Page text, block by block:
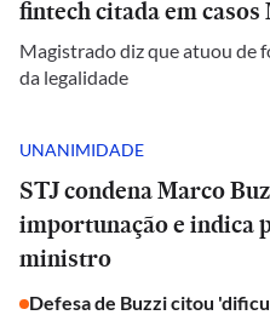
fintech citada em casos
Magistrado diz que atuou de
da legalidade
UNANIMIDADE
STJ condena Marco
importunação e indica
ministro
Defesa de Buzzi citou